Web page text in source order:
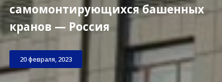
самомонтирующихся башенных
кранов — Россия
20 февраля, 2023